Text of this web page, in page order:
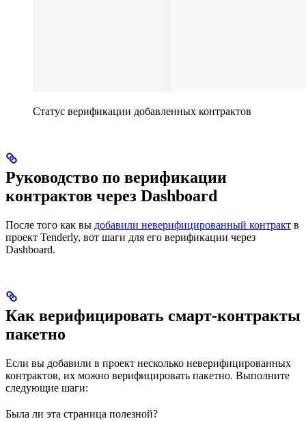
Статус верификации добавленных контрактов
Руководство по верификации
контрактов через Dashboard
После того как вы добавили неверифицированный контракт в
проект Tenderly, вот шаги для его верификации через
Dashboard.
Как верифицировать смарт-контракты
пакетно
Если вы добавили в проект несколько неверифицированных
контрактов, их можно верифицировать пакетно. Выполните
следующие шаги:
Была ли эта страница полезной?